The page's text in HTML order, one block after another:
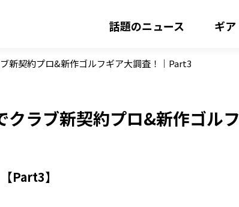
話題のニュース ギア
新契約プロ&新作ゴルフギア大調査！｜Part3
ラブ新契約プロ&新作ゴルフ
Part3】